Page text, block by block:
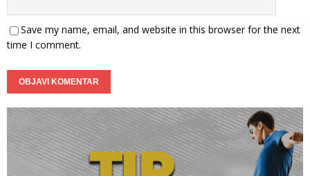
Save my name, email, and website in this browser for the next
time I comment.